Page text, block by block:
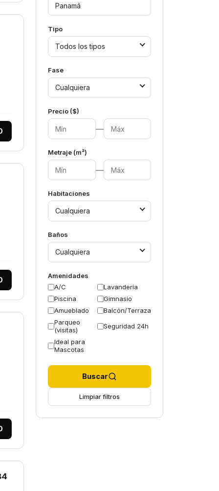
Tipo
Todos los tipos
Fase
Cualquiera
Precio ($)
—
Metraje (m²)
—
Habitaciones
Cualquiera
Baños
Cualquiera
Amenidades
A/C
Lavandería
Piscina
Gimnasio
Amueblado
Balcón/Terraza
Parqueo
(visitas)
Seguridad 24h
Ideal para
Mascotas
Buscar
Limpiar filtros